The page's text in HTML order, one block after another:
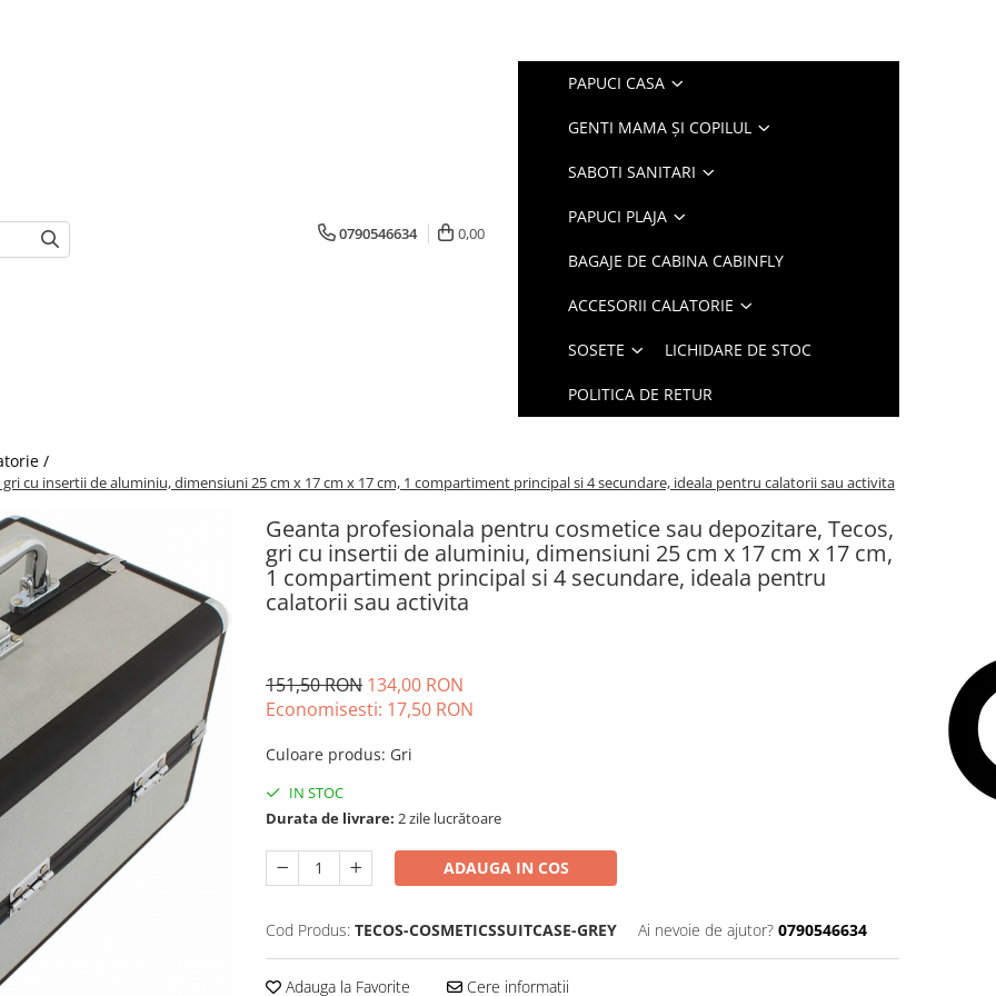
0790546634 0,00
PAPUCI CASA
GENTI MAMA ȘI COPILUL
SABOTI SANITARI
PAPUCI PLAJA
BAGAJE DE CABINA CABINFLY
ACCESORII CALATORIE
SOSETE LICHIDARE DE STOC
POLITICA DE RETUR
/
cu insertii de aluminiu, dimensiuni 25 cm x 17 cm x 17 cm, 1 compartiment principal si 4 secundare, ideala pentru calatorii sau activita
Geanta profesionala pentru cosmetice sau depozitare, Tecos,
gri cu insertii de aluminiu, dimensiuni 25 cm x 17 cm x 17 cm,
1 compartiment principal si 4 secundare, ideala pentru
calatorii sau activita
151,50 RON 134,00 RON
Economisesti: 17,50 RON
Culoare produs: Gri
IN STOC
Durata de livrare: 2 zile lucrătoare
ADAUGA IN COS
Cod Produs: TECOS-COSMETICSSUITCASE-GREY Ai nevoie de ajutor? 0790546634
Adauga la Favorite Cere informatii